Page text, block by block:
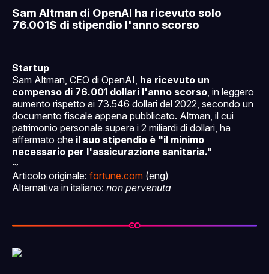
Sam Altman di OpenAI ha ricevuto solo
76.001$ di stipendio l'anno scorso
Startup
Sam Altman, CEO di OpenAI, ha ricevuto un
compenso di 76.001 dollari l'anno scorso , in leggero
aumento rispetto ai 73.546 dollari del 2022, secondo un
documento fiscale appena pubblicato. Altman, il cui
patrimonio personale supera i 2 miliardi di dollari, ha
affermato che il suo stipendio è "il minimo
necessario per l'assicurazione sanitaria."
~
Articolo originale: fortune.com (eng)
Alternativa in italiano: non pervenuta